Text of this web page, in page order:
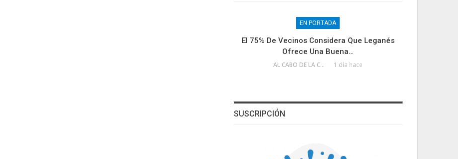
EN PORTADA
El 75% De Vecinos Considera Que Leganés
Ofrece Una Buena…
AL CABO DE LA CALLE 1 día hace
SUSCRIPCIÓN